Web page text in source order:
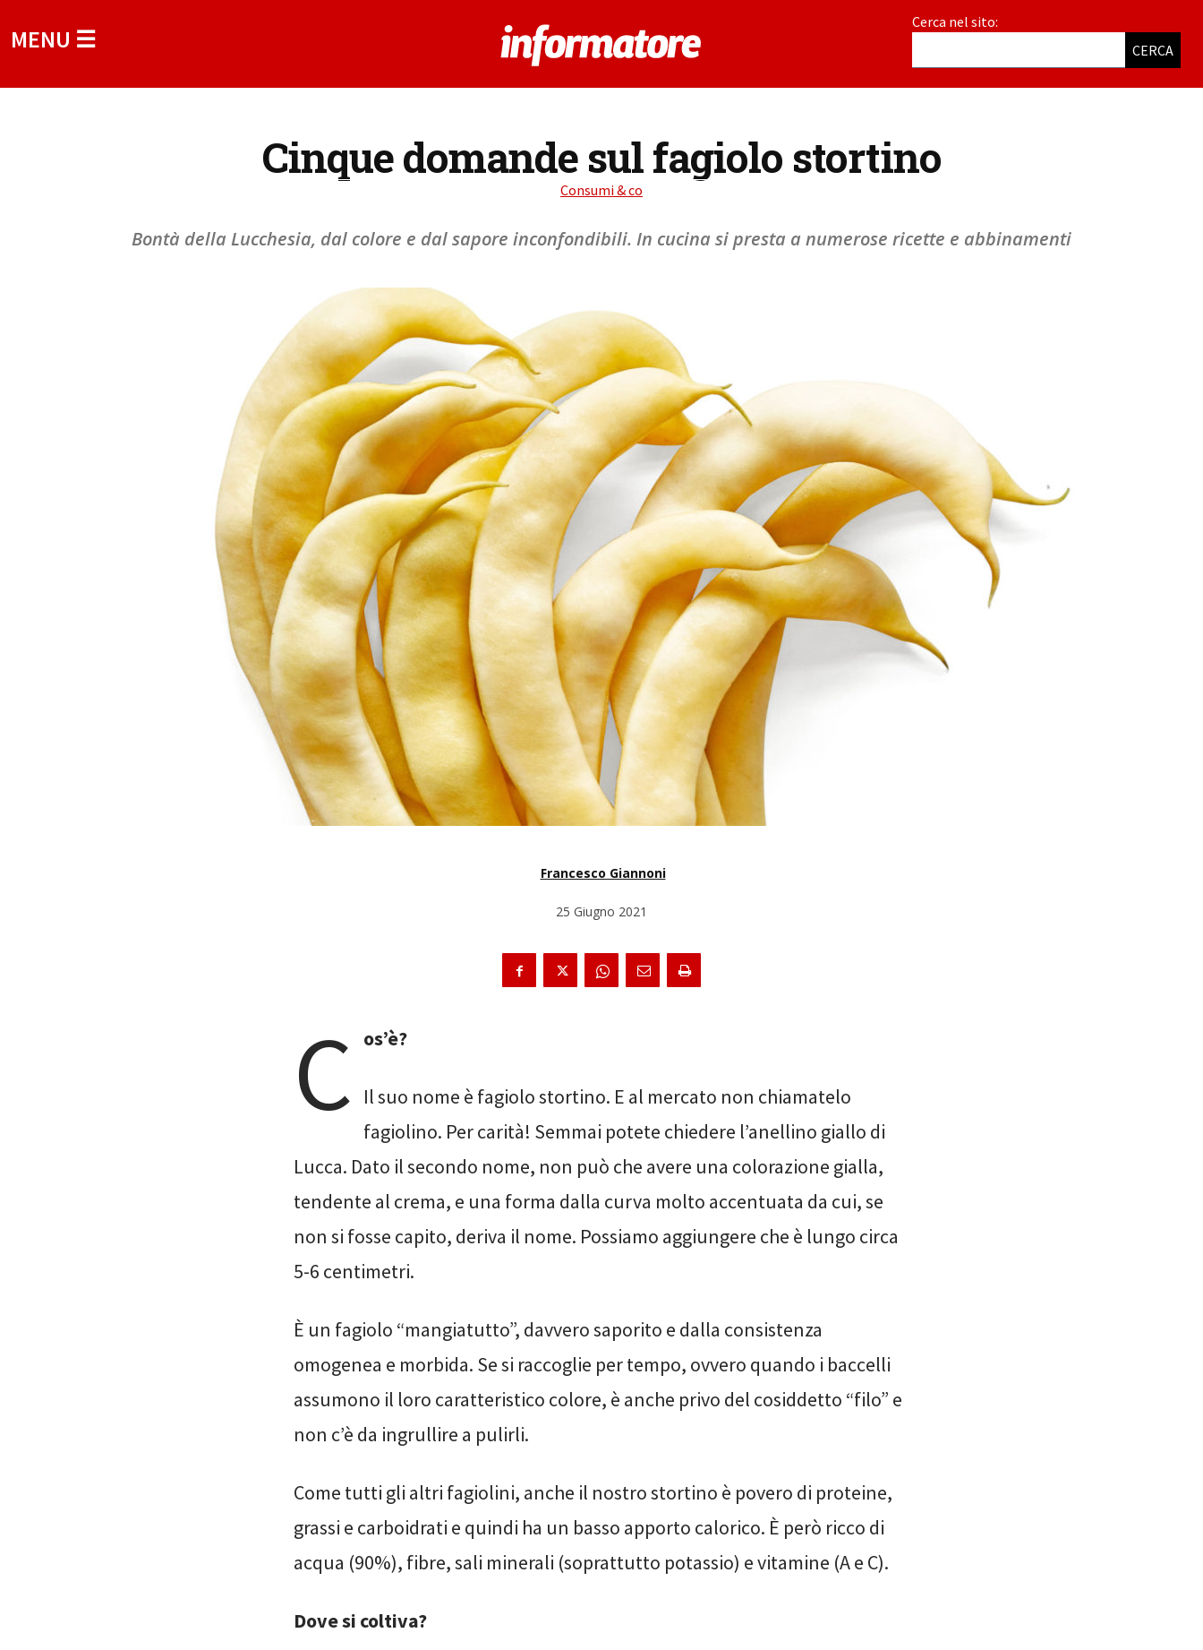
MENU ☰
Cerca nel sito:
CERCA
Cinque domande sul fagiolo stortino
Consumi & co
Bontà della Lucchesia, dal colore e dal sapore inconfondibili. In cucina si presta a numerose ricette e abbinamenti
Francesco Giannoni
25 Giugno 2021
C os’è?
Il suo nome è fagiolo stortino. E al mercato non chiamatelo
fagiolino. Per carità! Semmai potete chiedere l’anellino giallo di
Lucca. Dato il secondo nome, non può che avere una colorazione gialla,
tendente al crema, e una forma dalla curva molto accentuata da cui, se
non si fosse capito, deriva il nome. Possiamo aggiungere che è lungo circa
5-6 centimetri.
È un fagiolo “mangiatutto”, davvero saporito e dalla consistenza
omogenea e morbida. Se si raccoglie per tempo, ovvero quando i baccelli
assumono il loro caratteristico colore, è anche privo del cosiddetto “filo” e
non c’è da ingrullire a pulirli.
Come tutti gli altri fagiolini, anche il nostro stortino è povero di proteine,
grassi e carboidrati e quindi ha un basso apporto calorico. È però ricco di
acqua (90%), fibre, sali minerali (soprattutto potassio) e vitamine (A e C).
Dove si coltiva?